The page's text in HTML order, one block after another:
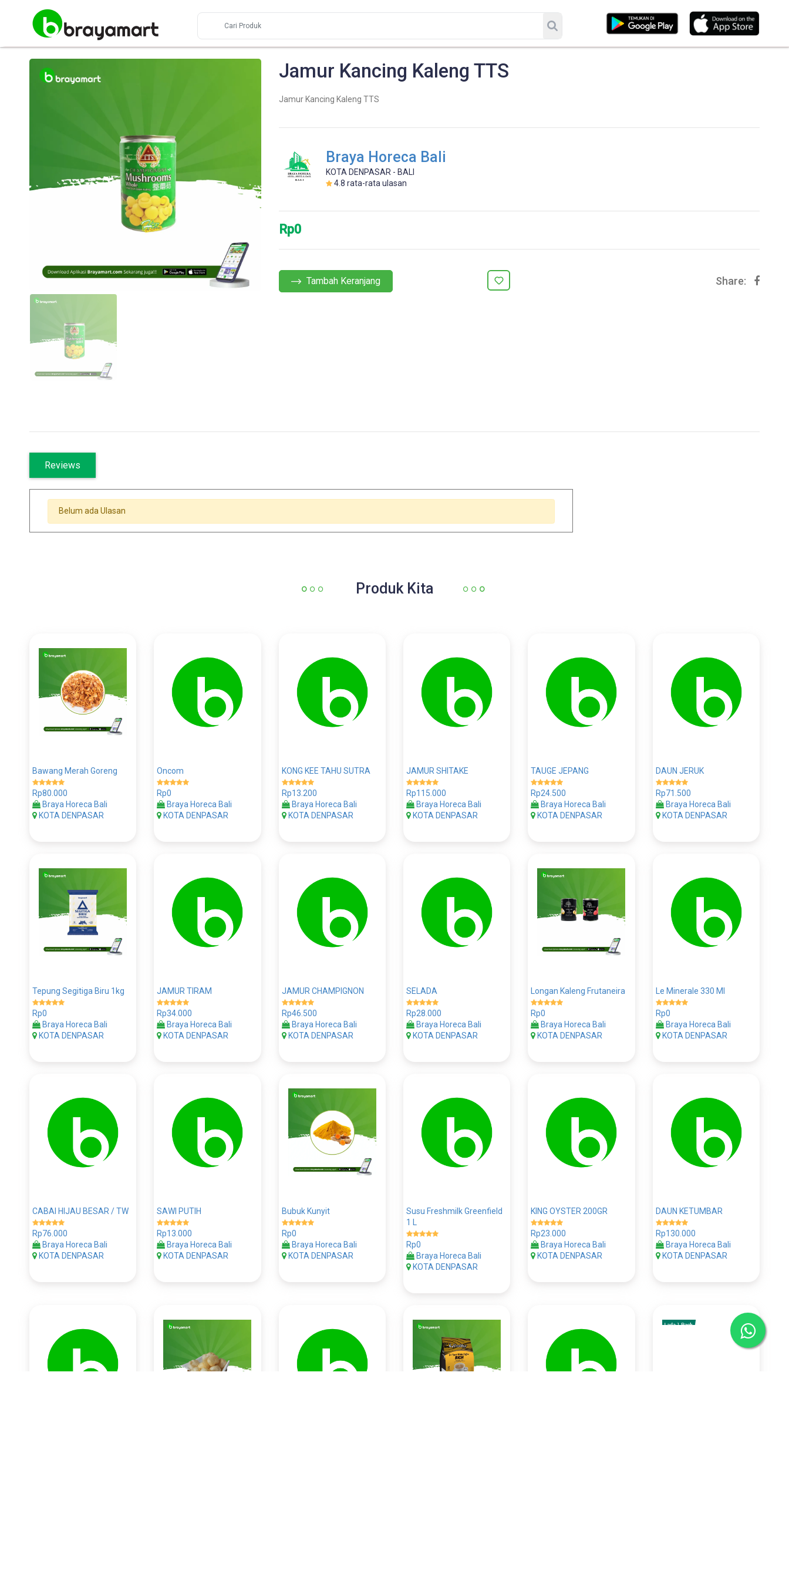
Jamur Kancing Kaleng TTS
Jamur Kancing Kaleng TTS
Braya Horeca Bali
KOTA DENPASAR - BALI
4.8 rata-rata ulasan
Rp0
Tambah Keranjang Share:
Reviews
Belum ada Ulasan
Produk Kita
Bawang Merah Goreng
Rp80.000
Braya Horeca Bali
KOTA DENPASAR
Oncom
Rp0
Braya Horeca Bali
KOTA DENPASAR
KONG KEE TAHU SUTRA
Rp13.200
Braya Horeca Bali
KOTA DENPASAR
JAMUR SHITAKE
Rp115.000
Braya Horeca Bali
KOTA DENPASAR
TAUGE JEPANG
Rp24.500
Braya Horeca Bali
KOTA DENPASAR
DAUN JERUK
Rp71.500
Braya Horeca Bali
KOTA DENPASAR
Tepung Segitiga Biru 1kg
Rp0
Braya Horeca Bali
KOTA DENPASAR
JAMUR TIRAM
Rp34.000
Braya Horeca Bali
KOTA DENPASAR
JAMUR CHAMPIGNON
Rp46.500
Braya Horeca Bali
KOTA DENPASAR
SELADA
Rp28.000
Braya Horeca Bali
KOTA DENPASAR
Longan Kaleng Frutaneira
Rp0
Braya Horeca Bali
KOTA DENPASAR
Le Minerale 330 Ml
Rp0
Braya Horeca Bali
KOTA DENPASAR
CABAI HIJAU BESAR / TW
Rp76.000
Braya Horeca Bali
KOTA DENPASAR
SAWI PUTIH
Rp13.000
Braya Horeca Bali
KOTA DENPASAR
Bubuk Kunyit
Rp0
Braya Horeca Bali
KOTA DENPASAR
Susu Freshmilk Greenfield
1 L
Rp0
Braya Horeca Bali
KOTA DENPASAR
KING OYSTER 200GR
Rp23.000
Braya Horeca Bali
KOTA DENPASAR
DAUN KETUMBAR
Rp130.000
Braya Horeca Bali
KOTA DENPASAR